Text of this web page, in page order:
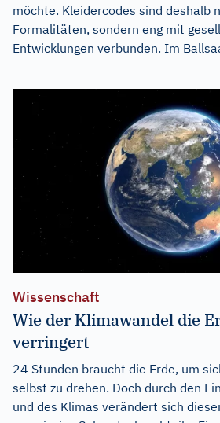
möchte. Kleidercodes sind deshalb
Formalitäten, sondern eng mit
Entwicklungen verbunden. Im
Wissenschaft
Wie der Klimawandel die
verringert
24 Stunden braucht die Erde, um
selbst zu drehen. Doch durch den
und des Klimas verändert sich